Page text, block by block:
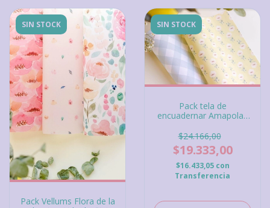
SIN STOCK
Pack Vellums Flora de la
SIN STOCK
Pack tela de
encuadernar Amapolas
$24.166,00
$19.333,00
$16.433,05 con
Transferencia